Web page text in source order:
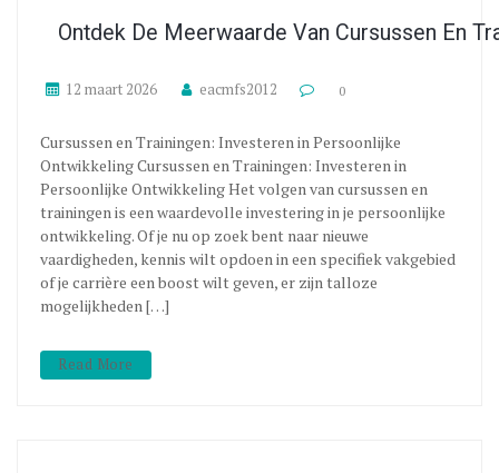
Ontdek De Meerwaarde Van Cursussen En
12 maart 2026 eacmfs2012 0
Cursussen en Trainingen: Investeren in Persoonlijke
Ontwikkeling Cursussen en Trainingen: Investeren in
Persoonlijke Ontwikkeling Het volgen van cursussen en
trainingen is een waardevolle investering in je persoonlijke
ontwikkeling. Of je nu op zoek bent naar nieuwe
vaardigheden, kennis wilt opdoen in een specifiek vakgebied
of je carrière een boost wilt geven, er zijn talloze
mogelijkheden […]
Read More